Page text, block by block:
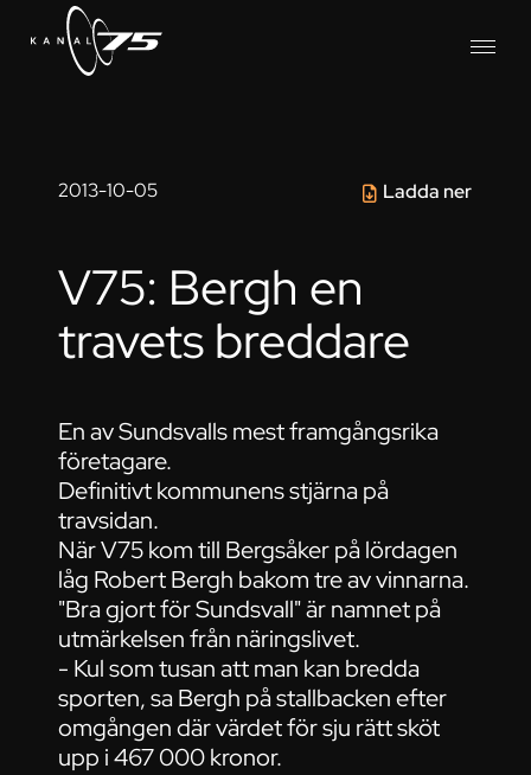
2013-10-05 Ladda ner
V75: Bergh en
travets breddare
En av Sundsvalls mest framgångsrika
företagare.
Definitivt kommunens stjärna på
travsidan.
När V75 kom till Bergsåker på lördagen
låg Robert Bergh bakom tre av vinnarna.
"Bra gjort för Sundsvall" är namnet på
utmärkelsen från näringslivet.
- Kul som tusan att man kan bredda
sporten, sa Bergh på stallbacken efter
omgången där värdet för sju rätt sköt
upp i 467 000 kronor.